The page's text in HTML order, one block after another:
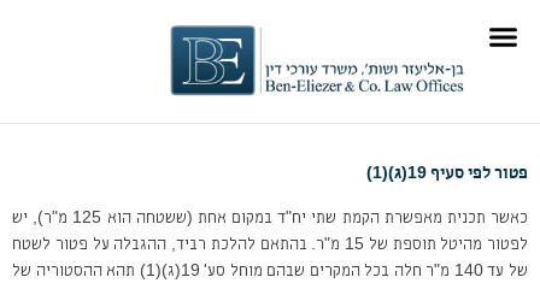
לתוכן
פטור לפי סעיף 19(ג)(1)
כאשר תכנית מאפשרת הקמת שתי יח"ד במקום אחת (ששטחה הוא 125 מ"ר), יש
לפטור מהיטל תוספת של 15 מ"ר. בהתאם להלכת רביד, ההגבלה על פטור לשטח
של עד 140 מ"ר חלה בכל המקרים שבהם מוחל סע' 19(ג)(1) תהא ההסטוריה של